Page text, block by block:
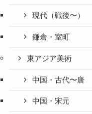
現代（戦後〜）
鎌倉・室町
東アジア美術
中国・古代〜唐
中国・宋元